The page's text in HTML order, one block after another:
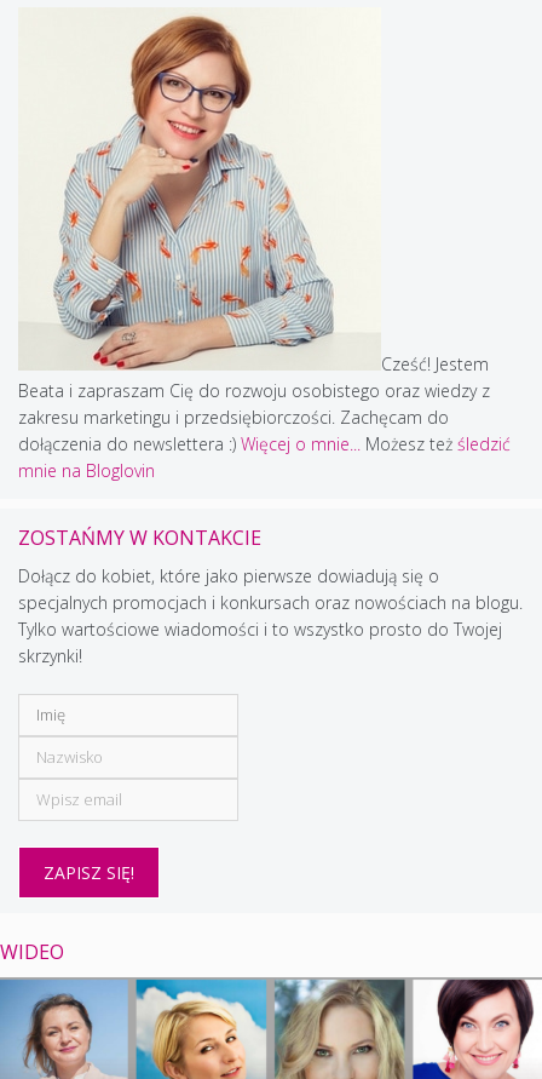
Cześć! Jestem
Beata i zapraszam Cię do rozwoju osobistego oraz wiedzy z
zakresu marketingu i przedsiębiorczości. Zachęcam do
dołączenia do newslettera :) Więcej o mnie... Możesz też śledzić
mnie na Bloglovin
ZOSTAŃMY W KONTAKCIE
Dołącz do kobiet, które jako pierwsze dowiadują się o
specjalnych promocjach i konkursach oraz nowościach na blogu.
Tylko wartościowe wiadomości i to wszystko prosto do Twojej
skrzynki!
WIDEO